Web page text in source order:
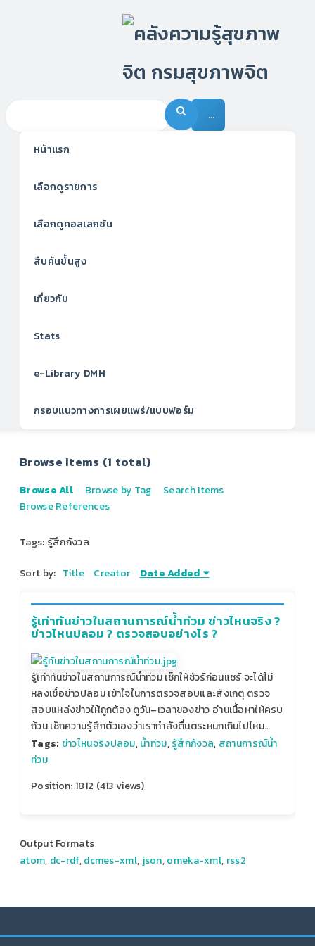
…
หน้าแรก
เลือกดูรายการ
เลือกดูคอลเลกชัน
สืบค้นขั้นสูง
เกี่ยวกับ
Stats
e-Library DMH
กรอบแนวทางการเผยแพร่/แบบฟอร์ม
Browse Items (1 total)
Browse All Browse by Tag
Search Items
Browse References
Tags: รู้สึกกังวล
Sort by: Title Creator Date Added
รู้เท่าทันข่าวในสถานการณ์น้ำท่วม ข่าวไหนจริง ?
ข่าวไหนปลอม ? ตรวจสอบอย่างไร ?
รู้เท่าทันข่าวในสถานการณ์น้ำท่วม เช็กให้ชัวร์ก่อนแชร์ จะได้ไม่
หลงเชื่อข่าวปลอม เข้าใจในการตรวจสอบและสังเกตุ ตรวจ
สอบแหล่งข่าวให้ถูกต้อง ดูวัน–เวลาของข่าว อ่านเนื้อหาให้ครบ
ถ้วน เช็กความรู้สึกตัวเองว่าเรากำลังตื่นตระหนกเกินไปไหม…
Tags: ข่าวไหนจริงปลอม,น้ำท่วม,รู้สึกกังวล, สถานการณ์น้ำ
ท่วม
Position:1812 (413views)
Output Formats
atom, dc-rdf,dcmes-xml, json,omeka-xml, rss2